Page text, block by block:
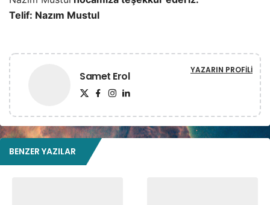
Telif: Nazım Mustul
Samet Erol YAZARIN PROFILI
BENZER YAZILAR